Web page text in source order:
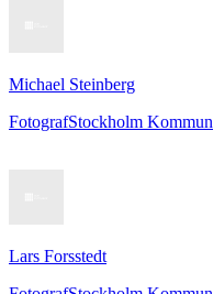
Michael Steinberg
FotografStockholm Kommun
Lars Forsstedt